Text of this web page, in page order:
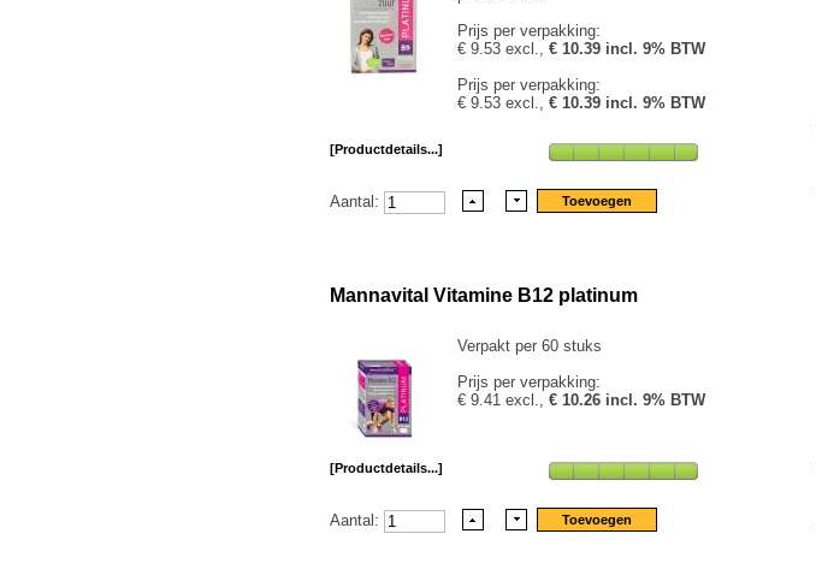
Prijs per verpakking:
€ 9.53 excl., € 10.39 incl. 9% BTW
Prijs per verpakking:
€ 9.53 excl., € 10.39 incl. 9% BTW
[Productdetails...]
Aantal:
Mannavital Vitamine B12 platinum
Verpakt per 60 stuks
Prijs per verpakking:
€ 9.41 excl., € 10.26 incl. 9% BTW
[Productdetails...]
Aantal: